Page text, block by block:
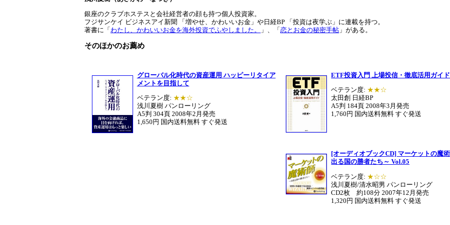
銀座のクラブホステスと会社経営者の顔も持つ個人投資家。
フジサンケイ ビジネスアイ新聞 「増やせ、かわいいお金」や日経BP 「投資は夜学ぶ」に連載を持つ。
著書に「 わたし、かわいいお金を海外投資でふやしました。 」、「 恋とお金の秘密手帖 」がある。
そのほかのお薦め
グローバル化時代の資産運用 ハッピーリタイア
メントを目指して
ベテラン度: ★★☆
浅川夏樹 パンローリング
A5判 304頁 2008年2月発売
1,650円 国内送料無料 すぐ発送
ETF投資入門 上場投信・徹底活用ガイド
ベテラン度: ★★☆
太田創 日経BP
A5判 184頁 2008年3月発売
1,760円 国内送料無料 すぐ発送
[オーディオブックCD] マーケットの魔
出る国の勝者たち～ Vol.05
ベテラン度: ★☆☆
浅川夏樹/清水昭男 パンローリング
CD2枚 約108分 2007年12月発売
1,320円 国内送料無料 すぐ発送